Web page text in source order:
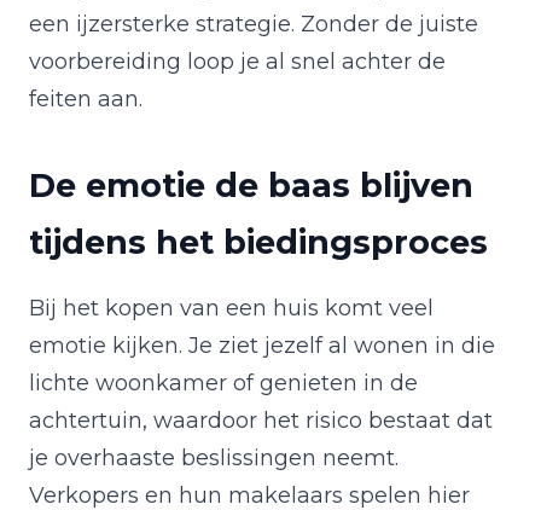
een ijzersterke strategie. Zonder de juiste
voorbereiding loop je al snel achter de
feiten aan.
De emotie de baas blijven
tijdens het biedingsproces
Bij het kopen van een huis komt veel
emotie kijken. Je ziet jezelf al wonen in die
lichte woonkamer of genieten in de
achtertuin, waardoor het risico bestaat dat
je overhaaste beslissingen neemt.
Verkopers en hun makelaars spelen hier